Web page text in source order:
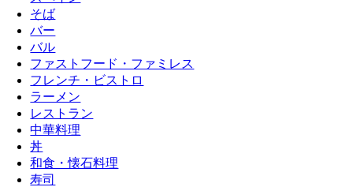
そば
バー
バル
ファストフード・ファミレス
フレンチ・ビストロ
ラーメン
レストラン
中華料理
丼
和食・懐石料理
寿司